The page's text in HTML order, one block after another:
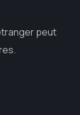
peut